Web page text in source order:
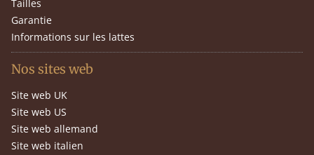
Tailles
Garantie
Informations sur les lattes
Nos sites web
Site web UK
Site web US
Site web allemand
Site web italien